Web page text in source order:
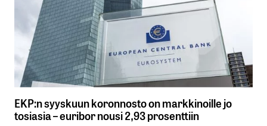
EKP:n syyskuun koronnosto on markkinoille jo
tosiasia – euribor nousi 2,93 prosenttiin